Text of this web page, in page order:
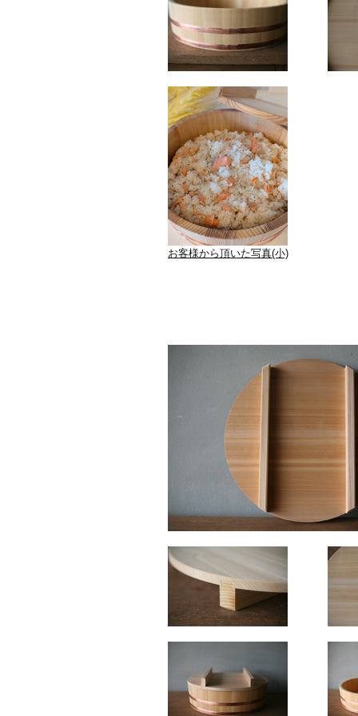
お客様から頂いた写真(小)